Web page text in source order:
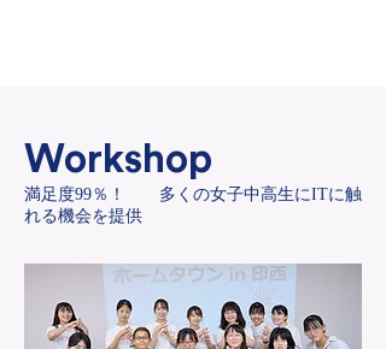
Workshop
満足度99％！ 多くの女子中高生にITに触
れる機会を提供